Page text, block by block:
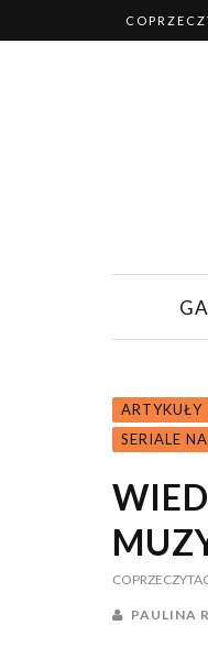
ARTYKUŁY
SERIALE
PAULINA